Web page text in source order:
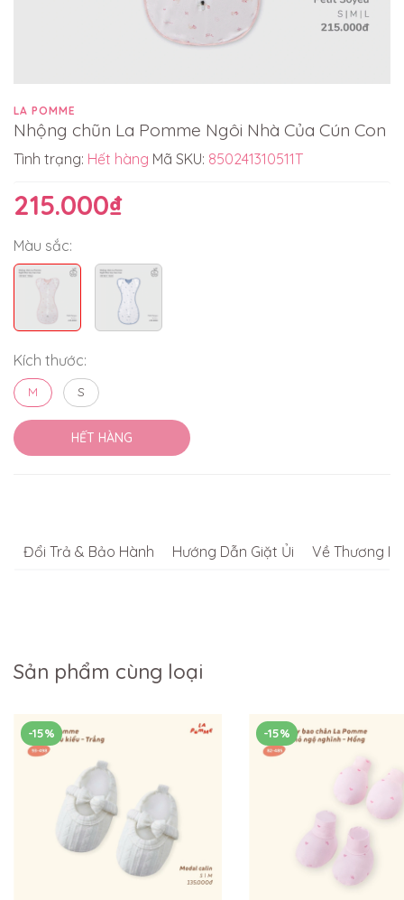
LA POMME
Nhộng chũn La Pomme Ngôi Nhà Của Cún Con
Tình trạng: Hết hàng Mã SKU: 850241310511T
215.000₫
Màu sắc:
Kích thước:
M S
HẾT HÀNG
Đổi Trả & Bảo Hành Hướng Dẫn Giặt Ủi Về Thương
Sản phẩm cùng loại
-15% -15%